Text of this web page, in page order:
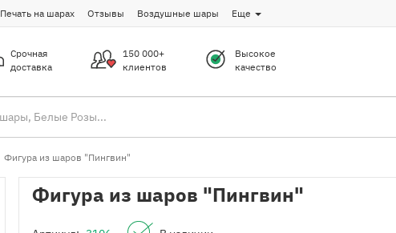
Печать на шарах Отзывы Воздушные шары Еще
Срочная
доставка
150 000+
клиентов
Высокое
качество
Фигура из шаров "Пингвин"
Фигура из шаров "Пингвин"